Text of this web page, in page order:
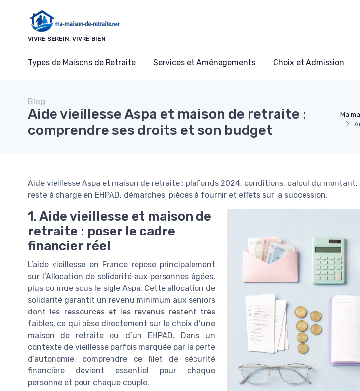
VIVRE SEREIN, VIVRE BIEN
Types de Maisons de Retraite Services et Aménagements Choix et Admission
Ma
Blog
Aide vieillesse Aspa et maison de retraite :
comprendre ses droits et son budget
Aide vieillesse Aspa et maison de retraite : plafonds 2024, conditions, calcul du montant,
reste à charge en EHPAD, démarches, pièces à fournir et effets sur la succession.
1. Aide vieillesse et maison de
retraite : poser le cadre
financier réel
L’aide vieillesse en France repose principalement
sur l’Allocation de solidarité aux personnes âgées,
plus connue sous le sigle Aspa. Cette allocation de
solidarité garantit un revenu minimum aux seniors
dont les ressources et les revenus restent très
faibles, ce qui pèse directement sur le choix d’une
maison de retraite ou d’un EHPAD. Dans un
contexte de vieillesse parfois marquée par la perte
d’autonomie, comprendre ce filet de sécurité
financière devient essentiel pour chaque
personne et pour chaque couple.